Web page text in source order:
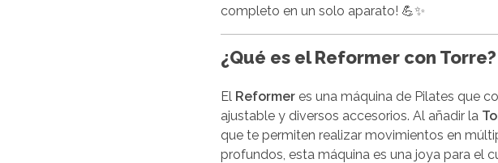
completo en un solo aparato! 💪✨
¿Qué es el Reformer con Torre?
El Reformer es una máquina de Pilates que
ajustable y diversos accesorios. Al añadir la
que te permiten realizar movimientos en
profundos, esta máquina es una joya para el